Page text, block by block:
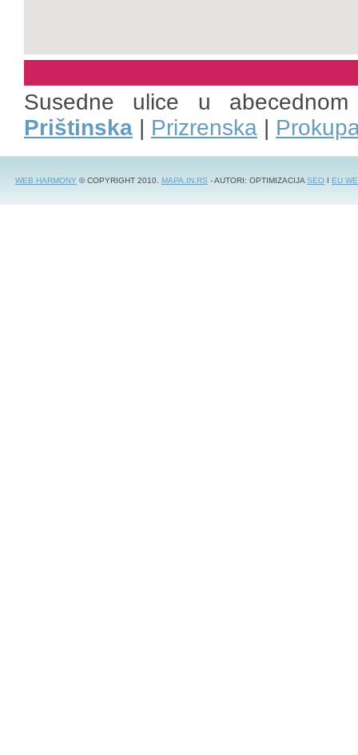
Susedne ulice u
Prištinska | Prizrenska |
WEB HARMONY © COPYRIGHT 2010. MAPA.IN.RS - AUTORI: OPTIMIZACIJASEO I EU